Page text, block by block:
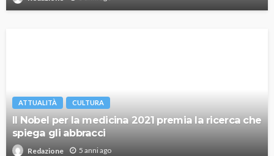
ATTUALITÀ CULTURA
Il Nobel per la medicina 2021 premia la ricerca che
spiega gli abbracci
Redazione 5 anni ago